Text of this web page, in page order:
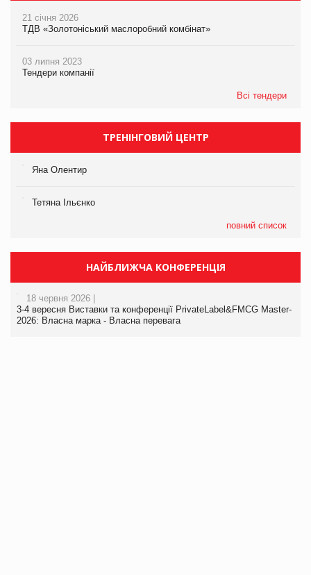
21 січня 2026
ТДВ «Золотоніський маслоробний комбінат»
03 липня 2023
Тендери компанії
Всі тендери
ТРЕНІНГОВИЙ ЦЕНТР
Яна Олентир
Тетяна Ільєнко
повний список
НАЙБЛИЖЧА КОНФЕРЕНЦІЯ
18 червня 2026 |
3-4 вересня Виставки та конференції PrivateLabel&FMCG Master-
2026: Власна марка - Власна перевага